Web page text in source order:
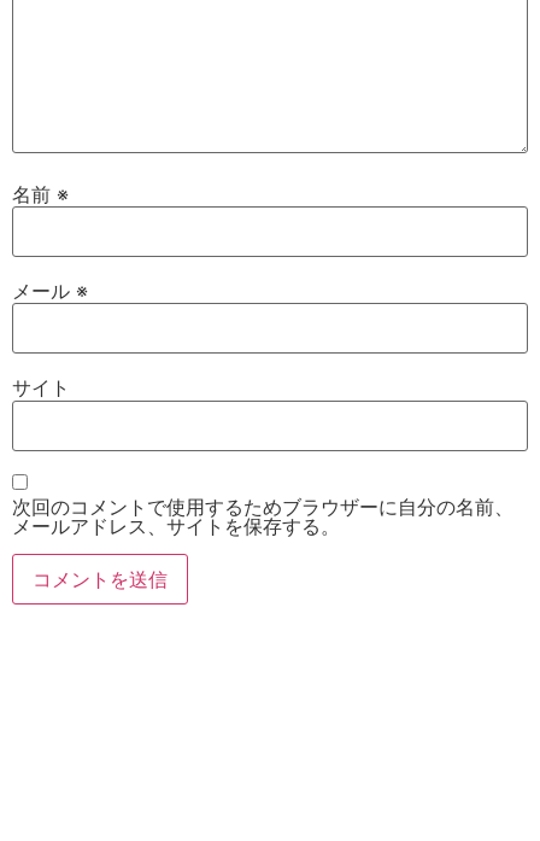
名前 ※
メール ※
サイト
次回のコメントで使用するためブラウザーに自分の名前、
メールアドレス、サイトを保存する。